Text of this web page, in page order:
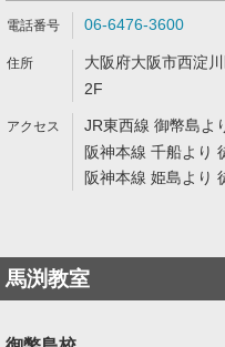
06-6476-3600
大阪府大阪市西淀
2F
JR東西線 御幣島よ
阪神本線 千船より
阪神本線 姫島より
馬渕教室